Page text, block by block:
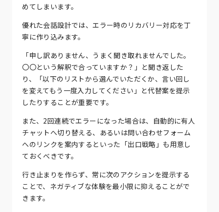
めてしまいます。
優れた会話設計では、エラー時のリカバリー対応を丁
寧に作り込みます。
「申し訳ありません、うまく聞き取れませんでした。
〇〇という解釈で合っていますか？」と聞き返した
り、「以下のリストから選んでいただくか、言い回し
を変えてもう一度入力してください」と代替案を提示
したりすることが重要です。
また、2回連続でエラーになった場合は、自動的に有人
チャットへ切り替える、あるいは問い合わせフォーム
へのリンクを案内するといった「出口戦略」も用意し
ておくべきです。
行き止まりを作らず、常に次のアクションを提示する
ことで、ネガティブな体験を最小限に抑えることがで
きます。